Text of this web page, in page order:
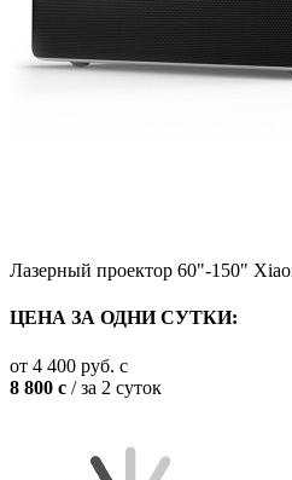
Лазерный проектор 60"-150"
ЦЕНА ЗА ОДНИ СУТКИ:
от 4 400 руб. c
8 800 c / за 2 суток